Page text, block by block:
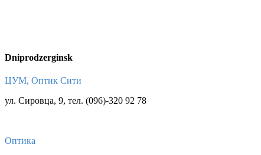
Dniprodzerginsk
ЦУМ, Оптик Сити
ул. Сировца, 9, тел. (096)-320 92 78
Оптика